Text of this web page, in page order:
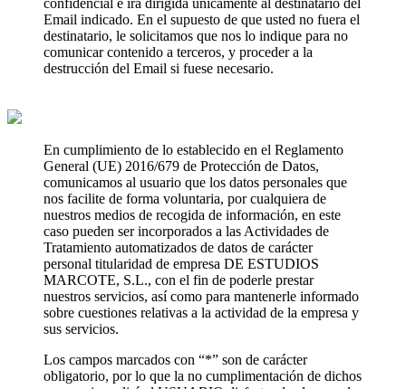
confidencial e irá dirigida únicamente al destinatario del
Email indicado. En el supuesto de que usted no fuera el
destinatario, le solicitamos que nos lo indique para no
comunicar contenido a terceros, y proceder a la
destrucción del Email si fuese necesario.
En cumplimiento de lo establecido en el Reglamento
General (UE) 2016/679 de Protección de Datos,
comunicamos al usuario que los datos personales que
nos facilite de forma voluntaria, por cualquiera de
nuestros medios de recogida de información, en este
caso pueden ser incorporados a las Actividades de
Tratamiento automatizados de datos de carácter
personal titularidad de empresa DE ESTUDIOS
MARCOTE, S.L., con el fin de poderle prestar
nuestros servicios, así como para mantenerle informado
sobre cuestiones relativas a la actividad de la empresa y
sus servicios.
Los campos marcados con “*” son de carácter
obligatorio, por lo que la no cumplimentación de dichos